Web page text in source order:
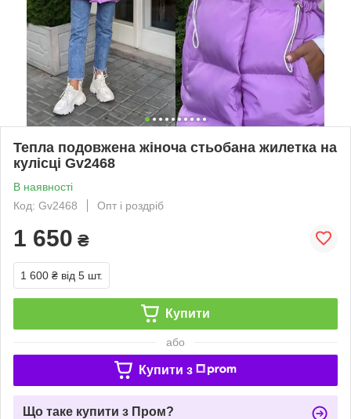
Тепла подовжена жіноча стьобана жилетка на
кулісці Gv2468
В наявності
Код: Gv2468
Опт і роздріб
1 650 ₴
1 600 ₴ від 5 шт.
Купити
або
Купити з
Що таке купити з Пром?